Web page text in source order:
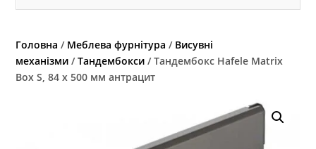
Головна / Меблева фурнітура / Висувні
механізми /Тандембокси / Тандембокс Hafele Matrix
Box S, 84 х 500 мм антрацит